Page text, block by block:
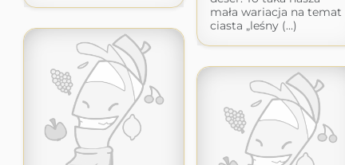
mała wariacja na temat
ciasta „leśny (...)